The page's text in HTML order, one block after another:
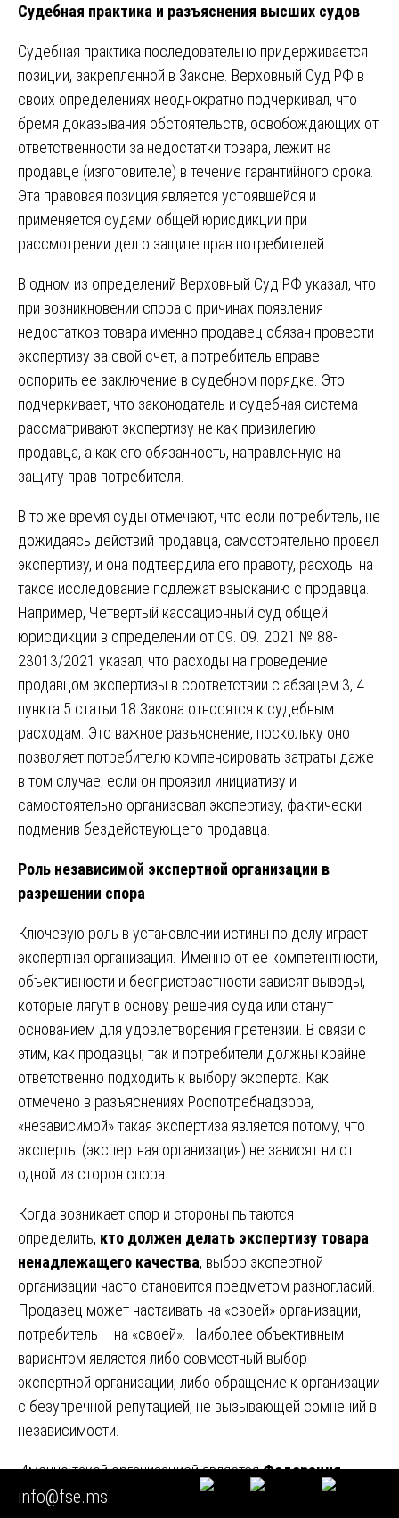
Судебная практика и разъяснения высших судов
Судебная практика последовательно придерживается
позиции, закрепленной в Законе. Верховный Суд РФ в
своих определениях неоднократно подчеркивал, что
бремя доказывания обстоятельств, освобождающих от
ответственности за недостатки товара, лежит на
продавце (изготовителе) в течение гарантийного срока.
Эта правовая позиция является устоявшейся и
применяется судами общей юрисдикции при
рассмотрении дел о защите прав потребителей.
В одном из определений Верховный Суд РФ указал, что
при возникновении спора о причинах появления
недостатков товара именно продавец обязан провести
экспертизу за свой счет, а потребитель вправе
оспорить ее заключение в судебном порядке. Это
подчеркивает, что законодатель и судебная система
рассматривают экспертизу не как привилегию
продавца, а как его обязанность, направленную на
защиту прав потребителя.
В то же время суды отмечают, что если потребитель, не
дожидаясь действий продавца, самостоятельно провел
экспертизу, и она подтвердила его правоту, расходы на
такое исследование подлежат взысканию с продавца.
Например, Четвертый кассационный суд общей
юрисдикции в определении от 09. 09. 2021 № 88-
23013/2021 указал, что расходы на проведение
продавцом экспертизы в соответствии с абзацем 3, 4
пункта 5 статьи 18 Закона относятся к судебным
расходам. Это важное разъяснение, поскольку оно
позволяет потребителю компенсировать затраты даже
в том случае, если он проявил инициативу и
самостоятельно организовал экспертизу, фактически
подменив бездействующего продавца.
Роль независимой экспертной организации в
разрешении спора
Ключевую роль в установлении истины по делу играет
экспертная организация. Именно от ее компетентности,
объективности и беспристрастности зависят выводы,
которые лягут в основу решения суда или станут
основанием для удовлетворения претензии. В связи с
этим, как продавцы, так и потребители должны крайне
ответственно подходить к выбору эксперта. Как
отмечено в разъяснениях Роспотребнадзора,
«независимой» такая экспертиза является потому, что
эксперты (экспертная организация) не зависят ни от
одной из сторон спора.
Когда возникает спор и стороны пытаются
определить, кто должен делать экспертизу товара
ненадлежащего качества, выбор экспертной
организации часто становится предметом разногласий.
Продавец может настаивать на «своей» организации,
потребитель – на «своей». Наиболее объективным
вариантом является либо совместный выбор
экспертной организации, либо обращение к организации
с безупречной репутацией, не вызывающей сомнений в
независимости.
Именно такой организацией являетсяФедерация
Судебных Экспертов
, официальный сайт которой
info@fse.ms